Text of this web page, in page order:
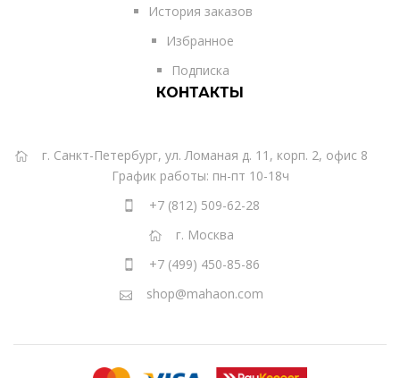
История заказов
Избранное
Подписка
КОНТАКТЫ
г. Санкт-Петербург, ул. Ломаная д. 11, корп. 2, офис 8
График работы: пн-пт 10-18ч
+7 (812) 509-62-28
г. Москва
+7 (499) 450-85-86
shop@mahaon.com